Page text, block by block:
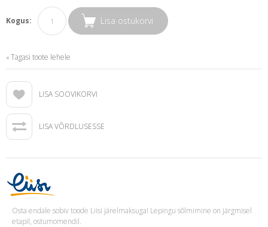
Kogus: Lisa ostukorvi
« Tagasi toote lehele
LISA SOOVIKORVI
LISA VÕRDLUSESSE
Osta endale sobiv toode Liisi järelmaksuga! Lepingu sõlmimine on järgmisel
etapil, ostumomendil.